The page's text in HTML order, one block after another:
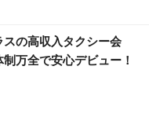
の高収入タクシー会
万全で安心デビュー！